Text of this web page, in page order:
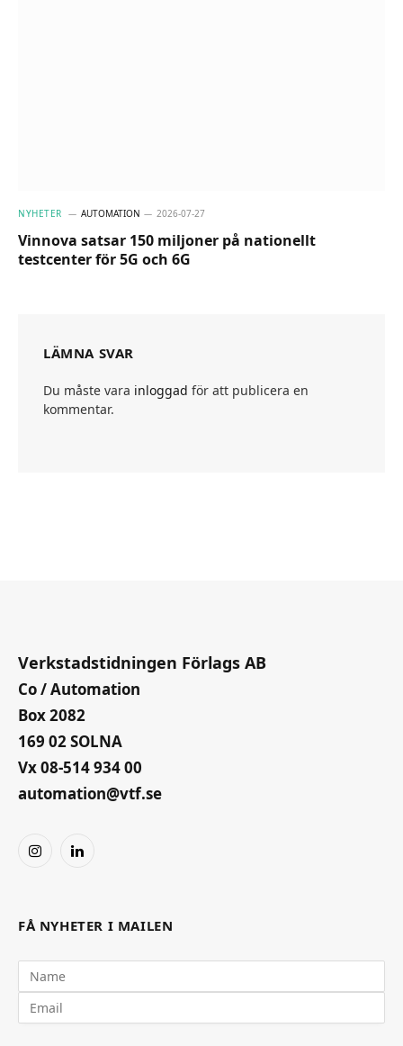
NYHETER AUTOMATION 2026-07-27
Vinnova satsar 150 miljoner på nationellt
testcenter för 5G och 6G
LÄMNA SVAR
Du måste vara inloggad för att publicera en
kommentar.
Verkstadstidningen Förlags AB
Co / Automation
Box 2082
169 02 SOLNA
Vx 08-514 934 00
automation@vtf.se
InstagramLinkedIn
FÅ NYHETER I MAILEN